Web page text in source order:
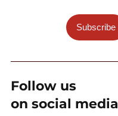
Subscribe
Follow us
on social media